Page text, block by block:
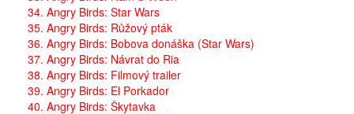
34. Angry Birds: Star Wars
35. Angry Birds: Růžový pták
36. Angry Birds: Bobova donáška (Star Wars)
37. Angry Birds: Návrat do Ria
38. Angry Birds: Filmový trailer
39. Angry Birds: El Porkador
40. Angry Birds: Škytavka